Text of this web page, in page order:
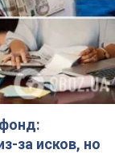
за исков, но